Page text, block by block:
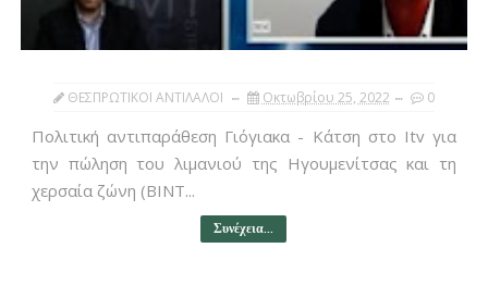
ΘΕΣΠΡΩΤΙΚΟΙ ΑΝΤΙΛΑΛΟΙ Οκτωβρίου 25, 2022 0
Πολιτική αντιπαράθεση Γιόγιακα - Κάτση στο Itv για
την πώληση του λιμανιού της Ηγουμενίτσας και τη
χερσαία ζώνη (ΒΙΝΤ...
Συνέχεια...